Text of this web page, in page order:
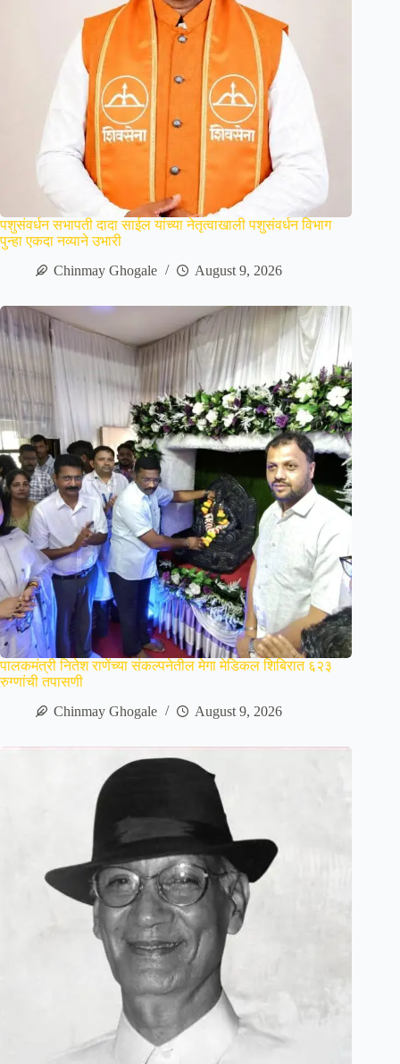
पशुसंवर्धन सभापती दादा साईल यांच्या नेतृत्वाखाली पशुसंवर्धन विभाग
पुन्हा एकदा नव्याने उभारी
Chinmay Ghogale
August 9, 2026
पालकमंत्री नितेश राणेंच्या संकल्पनेतील मेगा मेडिकल शिबिरात ६२३
रुग्णांची तपासणी
Chinmay Ghogale
August 9, 2026